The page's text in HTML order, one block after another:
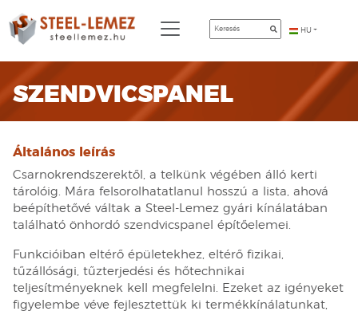
HU
SZENDVICSPANEL
Általános leírás
Csarnokrendszerektől, a telkünk végében álló kerti
tárolóig. Mára felsorolhatatlanul hosszú a lista, ahová
beépíthetővé váltak a Steel-Lemez gyári kínálatában
található önhordó szendvicspanel építőelemei.
Funkcióiban eltérő épületekhez, eltérő fizikai,
tűzállósági, tűzterjedési és hőtechnikai
teljesítményeknek kell megfelelni. Ezeket az igényeket
figyelembe véve fejlesztettük ki termékkínálatunkat,